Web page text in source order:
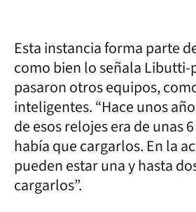
Esta instancia forma parte
como bien lo señala Libutti-
pasaron otros equipos,
inteligentes. “Hace unos
de esos relojes era de unas
había que cargarlos. En la
pueden estar una y hasta
cargarlos”.